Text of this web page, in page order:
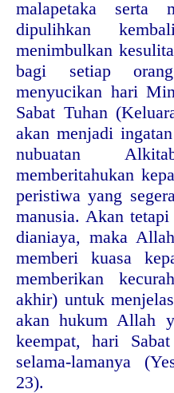
malapetaka serta
dipulihkan
menimbulkan
bagi setiap
menyucikan hari
Sabat Tuhan
akan menjadi
nubuatan
memberitahukan
peristiwa yang
manusia. Akan
dianiaya, maka
memberi kuasa
memberikan
akhir) untuk
akan hukum Allah
keempat, hari
selama-lamanya
23).